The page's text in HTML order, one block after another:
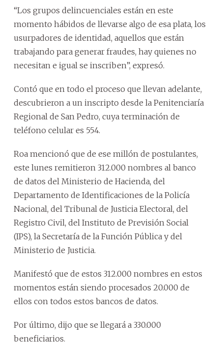
“Los grupos delincuenciales están en este
momento hábidos de llevarse algo de esa plata, los
usurpadores de identidad, aquellos que están
trabajando para generar fraudes, hay quienes no
necesitan e igual se inscriben”, expresó.
Contó que en todo el proceso que llevan adelante,
descubrieron a un inscripto desde la Penitenciaría
Regional de San Pedro, cuya terminación de
teléfono celular es 554.
Roa mencionó que de ese millón de postulantes,
este lunes remitieron 312.000 nombres al banco
de datos del Ministerio de Hacienda, del
Departamento de Identificaciones de la Policía
Nacional, del Tribunal de Justicia Electoral, del
Registro Civil, del Instituto de Previsión Social
(IPS), la Secretaría de la Función Pública y del
Ministerio de Justicia.
Manifestó que de estos 312.000 nombres en estos
momentos están siendo procesados 20.000 de
ellos con todos estos bancos de datos.
Por último, dijo que se llegará a 330.000
beneficiarios.